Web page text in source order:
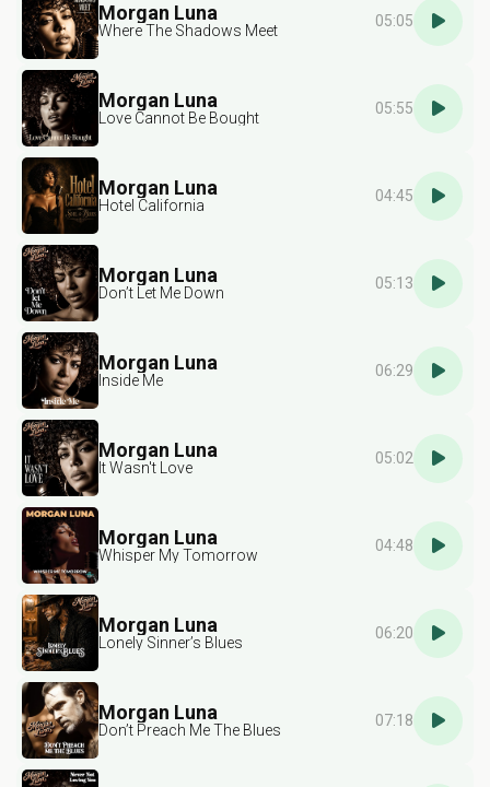
Morgan Luna
Where The Shadows Meet
05:05
Morgan Luna
Love Cannot Be Bought
05:55
Morgan Luna
Hotel California
04:45
Morgan Luna
Don’t Let Me Down
05:13
Morgan Luna
Inside Me
06:29
Morgan Luna
It Wasn't Love
05:02
Morgan Luna
Whisper My Tomorrow
04:48
Morgan Luna
Lonely Sinner’s Blues
06:20
Morgan Luna
Don’t Preach Me The Blues
07:18